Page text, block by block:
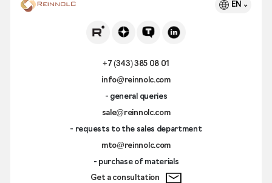
EN
+7 (343) 385 08 01
info@reinnolc.com
- general queries
sale@reinnolc.com
- requests to the sales department
mto@reinnolc.com
- purchase of materials
Get a consultation